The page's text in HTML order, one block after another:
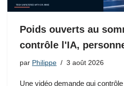
Poids ouverts au
contrôle l'IA,
par Philippe 3 août 2026
Une vidéo demande qui